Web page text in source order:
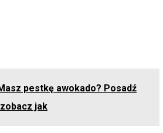
pestkę awokado? Posadź
jak